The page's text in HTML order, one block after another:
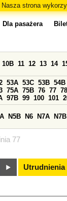
Nasza strona
77
Dla pasażera
10B 11 12 13 14
53A 53C 53B 54B
75A 75B 76 77 78
97B 99 100 101
N5B N6 N7A N7B
Utrudnienia